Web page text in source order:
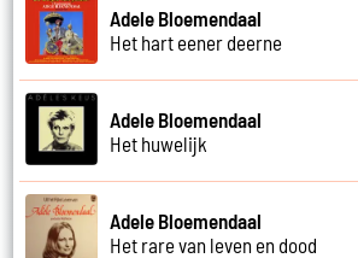
Adele Bloemendaal
Het hart eener deerne
Adele Bloemendaal
Het huwelijk
Adele Bloemendaal
Het rare van leven en dood